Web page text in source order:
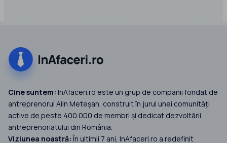
Cine suntem: InAfaceri.ro este un grup de companii fondat de
antreprenorul Alin Meteșan, construit în jurul unei comunități
active de peste 400.000 de membri și dedicat dezvoltării
antreprenoriatului din România.
Viziunea noastră:În ultimii 7 ani, InAfaceri.ro a redefinit